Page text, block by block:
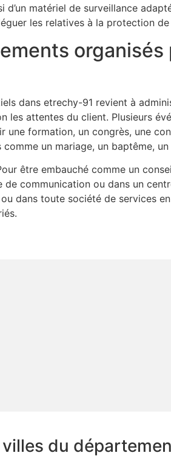
d’un matériel de surveillance
les relatives à la protection de
dans etrechy-91 revient à
attentes du client. Plusieurs
formation, un congrès, une
comme un mariage, un baptême,
être embauché comme un
communication ou dans un
dans toute société de services
du